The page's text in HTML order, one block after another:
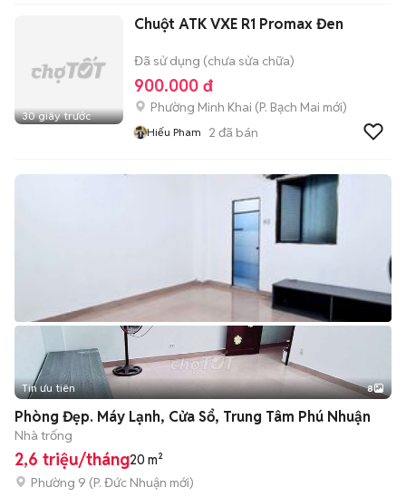
30 giây trước
Chuột ATK VXE R1 Promax Đen
Đã sử dụng (chưa sửa chữa)
900.000 đ
Phường Minh Khai (P. Bạch Mai mới)
Hiếu Pham 2 đã bán
+2
Tin ưu tiên 8
Phòng Đẹp. Máy Lạnh, Cửa Sổ, Trung Tâm Phú Nhuận
Nhà trống
2,6 triệu/tháng20 m²
Phường 9 (P. Đức Nhuận mới)